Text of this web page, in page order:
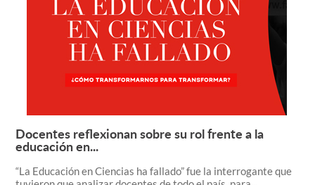
Leer más +
Docentes reflexionan sobre su rol frente a la
educación en...
“La Educación en Ciencias ha fallado” fue la interrogante que